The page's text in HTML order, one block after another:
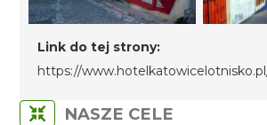
Link do tej strony:
https://
NASZE CELE